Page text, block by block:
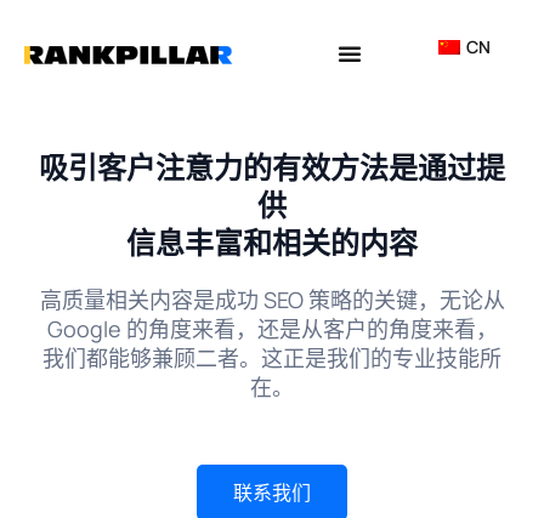
konten
CN
吸引客户注意力的有效方法是通过提
供
信息丰富和相关的内容
高质量相关内容是成功 SEO 策略的关键，无论从
Google 的角度来看，还是从客户的角度来看，
我们都能够兼顾二者。这正是我们的专业技能所
在。
联系我们